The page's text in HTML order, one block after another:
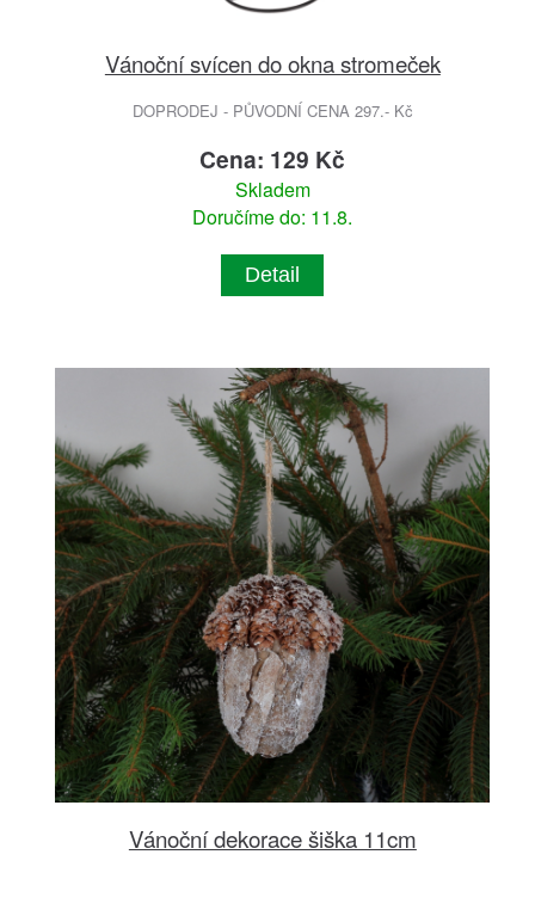
Vánoční svícen do okna stromeček
DOPRODEJ - PŮVODNÍ CENA 297.- Kč
Cena: 129 Kč
Skladem
Doručíme do: 11.8.
Detail
Vánoční dekorace šiška 11cm